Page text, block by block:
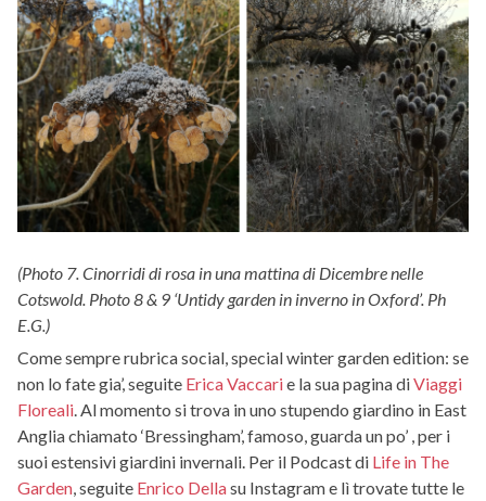
(Photo 7. Cinorridi di rosa in una mattina di Dicembre nelle
Cotswold. Photo 8 & 9 ‘Untidy garden in inverno in Oxford’. Ph
E.G.)
Come sempre rubrica social, special winter garden edition: se
non lo fate gia’, seguite Erica Vaccarie la sua pagina diViaggi
Floreali . Al momento si trova in uno stupendo giardino in East
Anglia chiamato ‘Bressingham’, famoso, guarda un po’ , per i
suoi estensivi giardini invernali. Per il Podcast di Life in The
Garden , seguite Enrico Dellasu Instagram e lì trovate tutte le